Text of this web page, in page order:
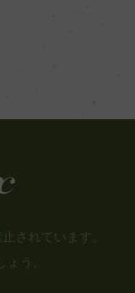
されています。
う。